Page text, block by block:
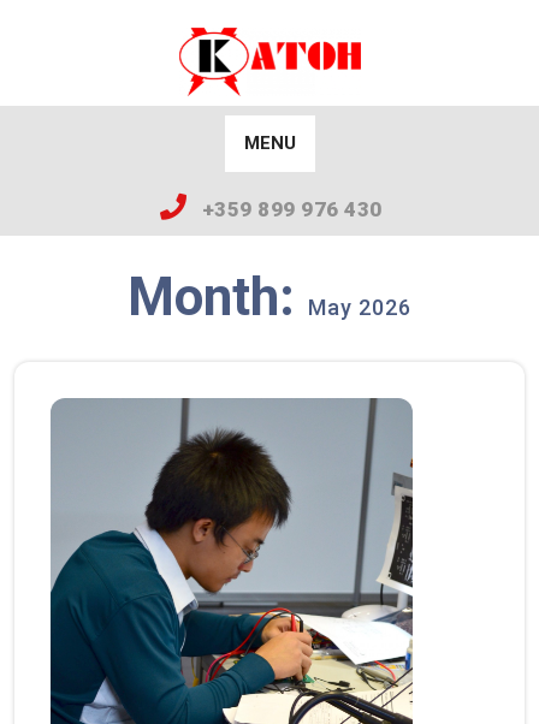
MENU
+359 899 976 474
Month: May 2026